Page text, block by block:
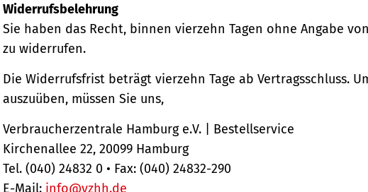
Widerrufsbelehrung
Sie haben das Recht, binnen vierzehn Tagen ohne Angabe
zu widerrufen.
Die Widerrufsfrist beträgt vierzehn Tage ab Vertragsschluss.
auszuüben, müssen Sie uns,
Verbraucherzentrale Hamburg e.V. | Bestellservice
Kirchenallee 22, 20099 Hamburg
Tel. (040) 24832 0 • Fax: (040) 24832-290
E-Mail: info@vzhh.de